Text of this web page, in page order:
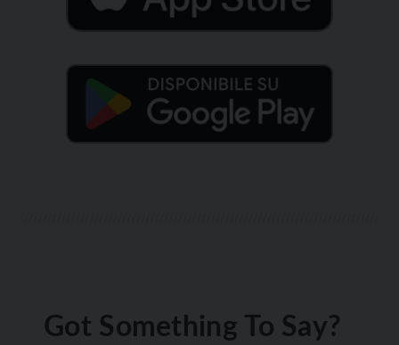
Got Something To Say?